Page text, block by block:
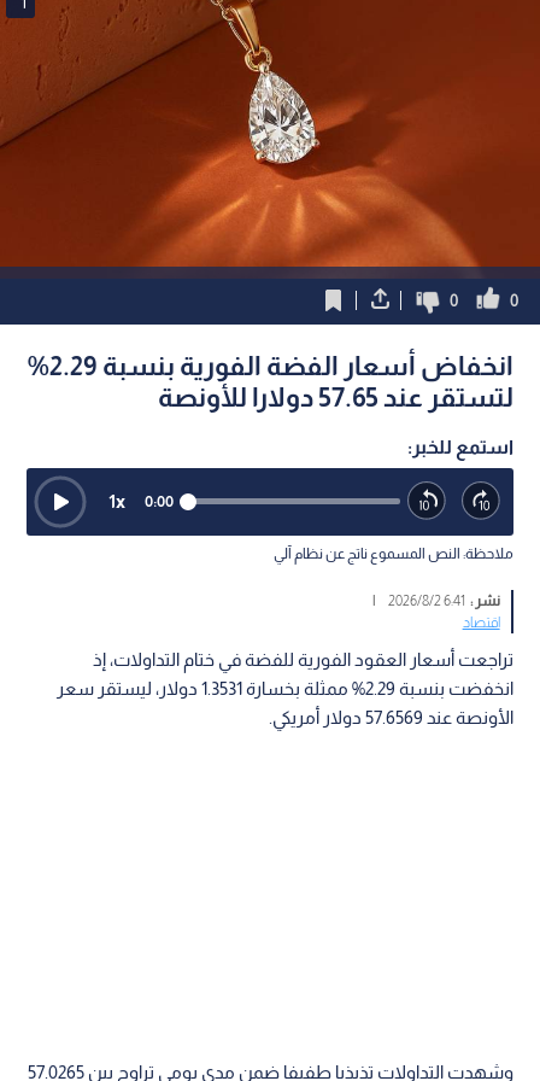
0
0
انخفاض أسعار الفضة الفورية بنسبة 2.29%
لتستقر عند 57.65 دولارا للأونصة
استمع للخبر:
0:00
1x
ملاحظة: النص المسموع ناتج عن نظام آلي
نشر : 6:41 2026/8/2
|
اقتصاد
تراجعت أسعار العقود الفورية للفضة في ختام التداولات، إذ
انخفضت بنسبة 2.29% ممثلة بخسارة 1.3531 دولار، ليستقر سعر
الأونصة عند 57.6569 دولار أمريكي.
وشهدت التداولات تذبذبا طفيفا ضمن مدى يومي تراوح بين 57.0265